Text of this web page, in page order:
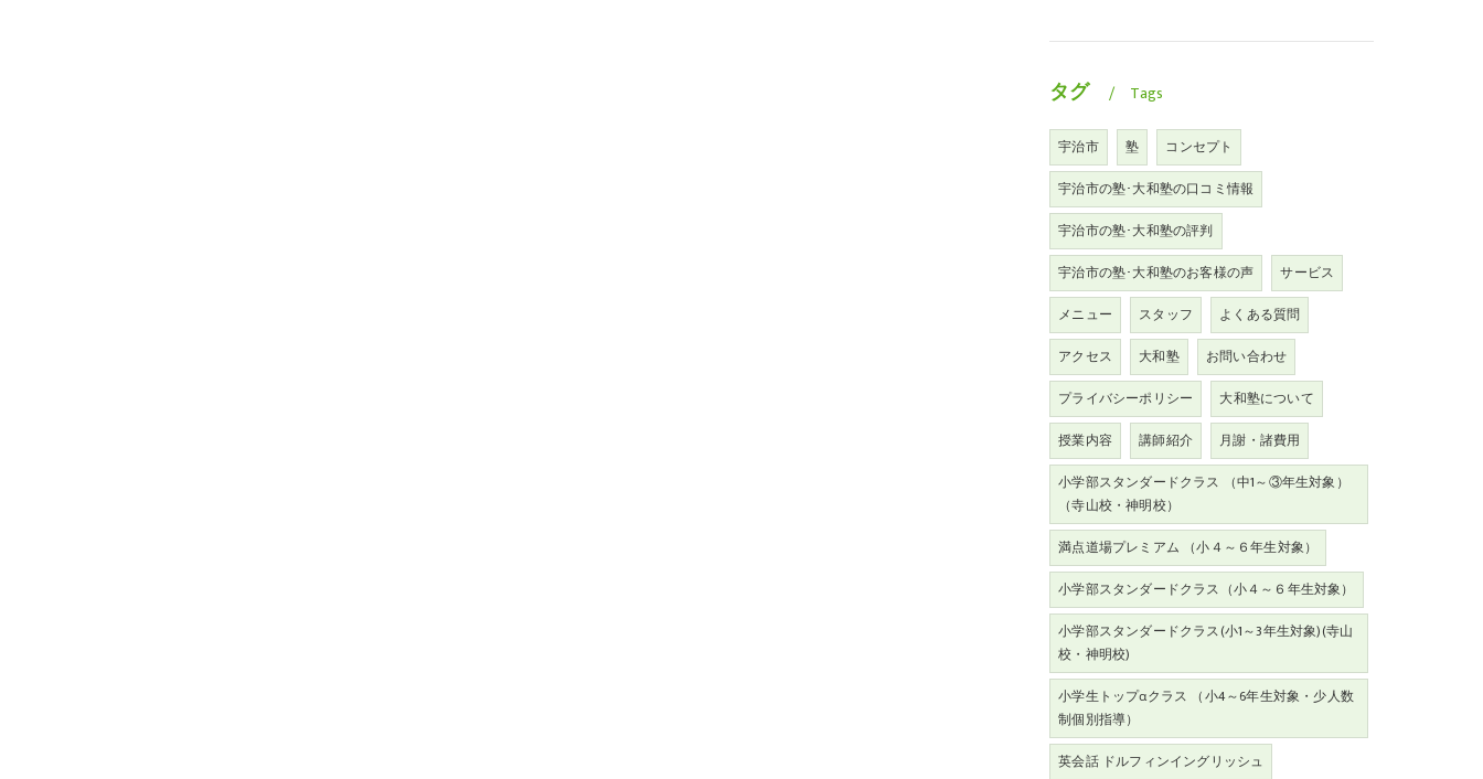
タグ Tags
宇治市 塾
コンセプト
宇治市の塾･大和塾の口コミ情報
宇治市の塾･大和塾の評判
宇治市の塾･大和塾のお客様の声
サービス
メニュー
スタッフ
よくある質問
アクセス
大和塾
お問い合わせ
プライバシーポリシー
大和塾について
授業内容
講師紹介
月謝・諸費用
小学部スタンダードクラス （中1～③年生対象）
（寺山校・神明校）
満点道場プレミアム （小４～６年生対象）
小学部スタンダードクラス（小４～６年生対象）
小学部スタンダードクラス(小1～3年生対象)(寺山
校・神明校)
小学生トップαクラス （小4～6年生対象・少人数
制個別指導）
英会話 ドルフィンイングリッシュ